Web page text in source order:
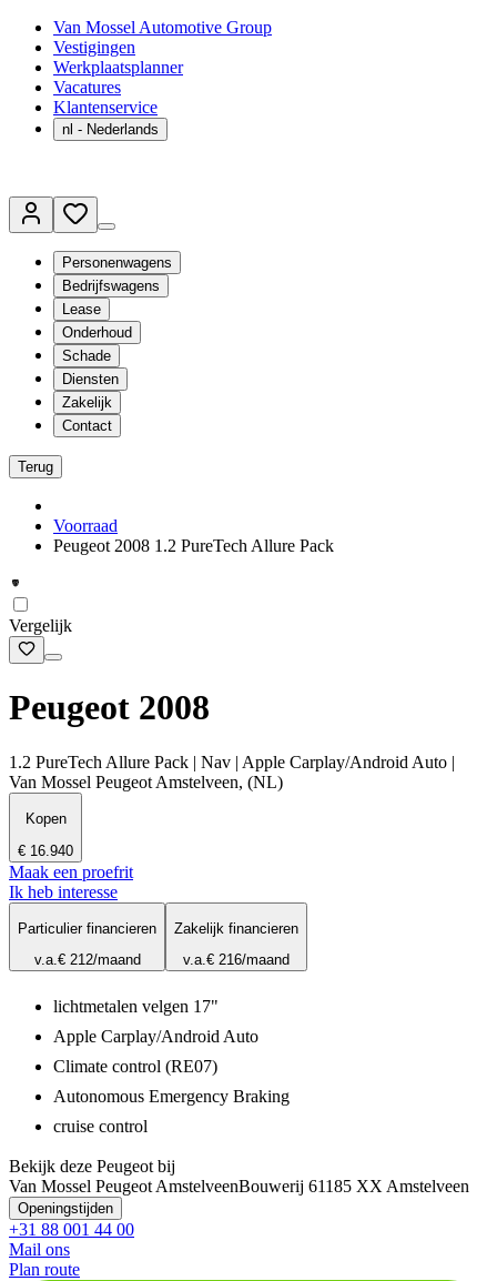
Van Mossel Automotive Group
Vestigingen
Werkplaatsplanner
Vacatures
Klantenservice
nl - Nederlands
Personenwagens
Bedrijfswagens
Lease
Onderhoud
Schade
Diensten
Zakelijk
Contact
Terug
Voorraad
Peugeot 2008 1.2 PureTech Allure Pack
Vergelijk
Peugeot 2008
1.2 PureTech Allure Pack | Nav | Apple Carplay/Android Auto |
Van Mossel Peugeot Amstelveen, (NL)
Kopen
€ 16.940
Maak een proefrit
Ik heb interesse
Particulier financieren
v.a.€ 212/maand
Zakelijk financieren
v.a.€ 216/maand
lichtmetalen velgen 17"
Apple Carplay/Android Auto
Climate control (RE07)
Autonomous Emergency Braking
cruise control
Bekijk deze Peugeot bij
Van Mossel Peugeot AmstelveenBouwerij 61185 XX Amstelveen
Openingstijden
+31 88 001 44 00
Mail ons
Plan route